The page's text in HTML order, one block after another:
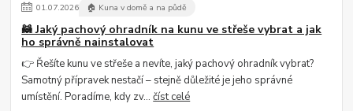
01.07.2026 🏠 Kuna v domě a na půdě
🦝 Jaký pachový ohradník na kunu ve střeše vybrat a jak
ho správně nainstalovat
👉 Řešíte kunu ve střeše a nevíte, jaký pachový ohradník vybrat?
Samotný přípravek nestačí – stejně důležité je jeho správné
umístění. Poradíme, kdy zv...číst celé